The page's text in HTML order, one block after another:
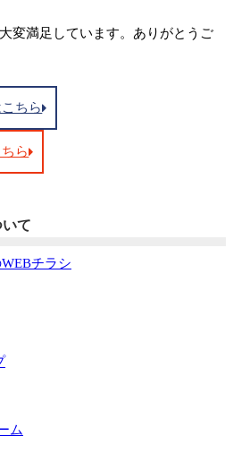
変満足しています。ありがとうご
こちら
ら
て
ム